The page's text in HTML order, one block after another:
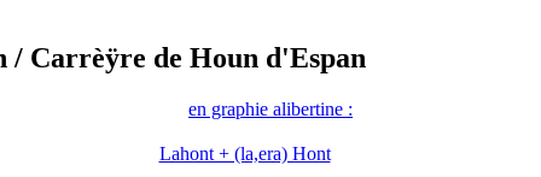
/ Carrèÿre de Houn d'Espan
en graphie alibertine :
Lahont + (la,era) Hont